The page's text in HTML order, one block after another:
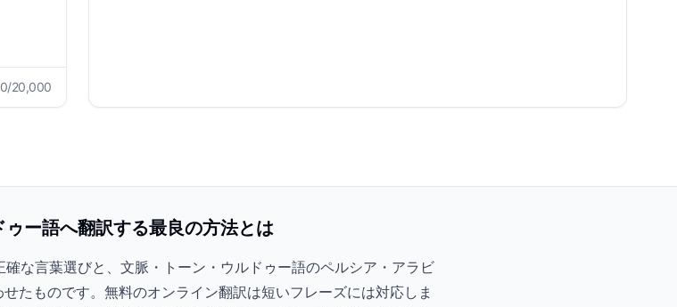
0/20,000
ー語へ翻訳する最良の方法とは
な言葉選びと、文脈・トーン・ウルドゥー語のペルシア・アラビ
たものです。無料のオンライン翻訳は短いフレーズには対応しま